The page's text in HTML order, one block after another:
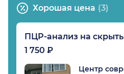
Хорошая цена (3)
ПЦР-анализ на
1 750 ₽
Центр